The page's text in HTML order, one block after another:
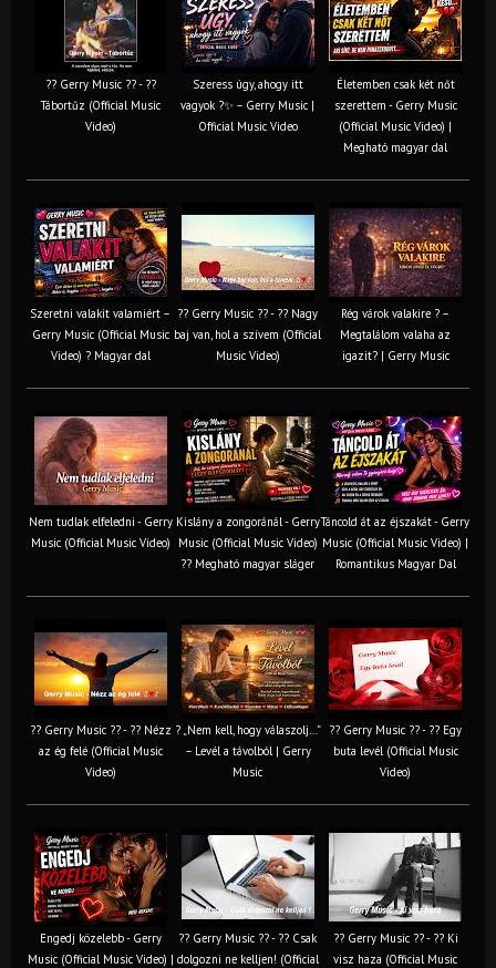
?? Gerry Music ?? - ??
Tábortűz (Official Music
Video)
Szeress úgy, ahogy itt
vagyok ?✨ – Gerry Music |
Official Music Video
Életemben csak két nőt
szerettem - Gerry Music
(Official Music Video) |
Megható magyar dal
Szeretni valakit valamiért –
Gerry Music (Official Music
Video) ? Magyar dal
?? Gerry Music ?? - ?? Nagy
baj van, hol a szívem (Official
Music Video)
Rég várok valakire ? –
Megtalálom valaha az
igazit? | Gerry Music
Nem tudlak elfeledni - Gerry
Music (Official Music Video)
Kislány a zongoránál - Gerry
Music (Official Music Video)
?? Megható magyar sláger
Táncold át az éjszakát - Gerry
Music (Official Music Video) |
Romantikus Magyar Dal
?? Gerry Music ?? - ?? Nézz
az ég felé (Official Music
Video)
? „Nem kell, hogy válaszolj…”
– Levél a távolból | Gerry
Music
?? Gerry Music ?? - ?? Egy
buta levél (Official Music
Video)
Engedj közelebb - Gerry
Music (Official Music Video) |
?? Gerry Music ?? - ?? Csak
dolgozni ne kelljen! (Official
?? Gerry Music ?? - ?? Ki
visz haza (Official Music